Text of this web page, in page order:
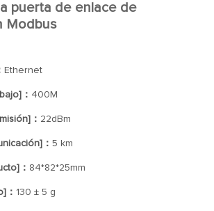
puerta de enlace de
Modbus
Ethernet
： 400M
： 22dBm
：5 km
： 84*82*25mm
： 130 ± 5 g